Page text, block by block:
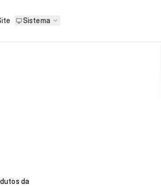
Sistema
da